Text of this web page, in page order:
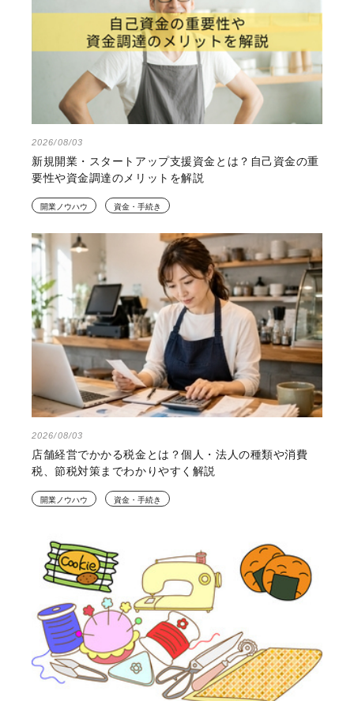
2026/08/03
新規開業・スタートアップ支援資金とは？自己資金の重
要性や資金調達のメリットを解説
開業ノウハウ 資金・手続き
2026/08/03
店舗経営でかかる税金とは？個人・法人の種類や消費
税、節税対策までわかりやすく解説
開業ノウハウ 資金・手続き